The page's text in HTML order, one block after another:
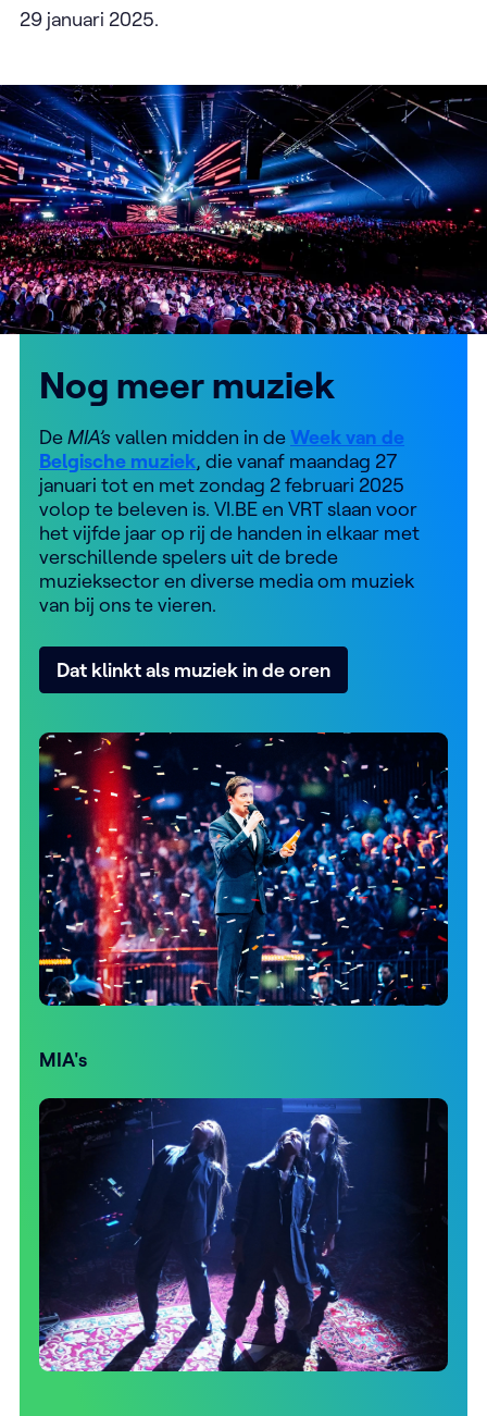
29 januari 2025.
Nog meer muziek
DeMIA’svallen midden in deWeek van de
Belgische muziek, die vanaf maandag 27
januari tot en met zondag 2 februari 2025
volop te beleven is. VI.BE en VRT slaan voor
het vijfde jaar op rij de handen in elkaar met
verschillende spelers uit de brede
muzieksector en diverse media om muziek
van bij ons te vieren.
Dat klinkt als muziek in de oren
MIA's